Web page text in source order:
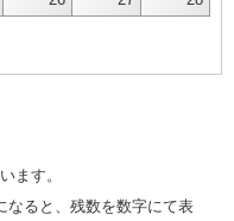
ます。
なると、残数を数字にて表